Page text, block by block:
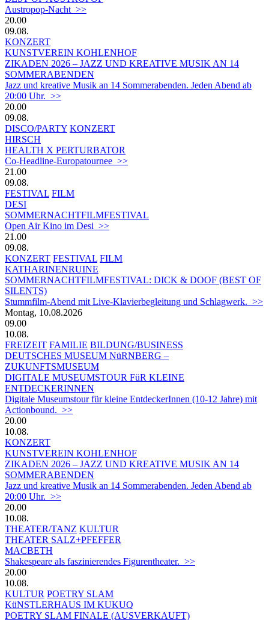
Austropop-Nacht >>
20.00
09.08.
KONZERT
KUNSTVEREIN KOHLENHOF
ZIKADEN 2026 – JAZZ UND KREATIVE MUSIK AN 14
SOMMERABENDEN
Jazz und kreative Musik an 14 Sommerabenden. Jeden Abend ab
20:00 Uhr. >>
20.00
09.08.
DISCO/PARTY KONZERT
HIRSCH
HEALTH X PERTURBATOR
Co-Headline-Europatournee >>
21.00
09.08.
FESTIVAL FILM
DESI
SOMMERNACHTFILMFESTIVAL
Open Air Kino im Desi >>
21.00
09.08.
KONZERT FESTIVAL FILM
KATHARINENRUINE
SOMMERNACHTFILMFESTIVAL: DICK & DOOF (BEST OF
SILENTS)
Stummfilm-Abend mit Live-Klavierbegleitung und Schlagwerk. >>
Montag, 10.08.2026
09.00
10.08.
FREIZEIT FAMILIE BILDUNG/BUSINESS
DEUTSCHES MUSEUM NüRNBERG –
ZUKUNFTSMUSEUM
DIGITALE MUSEUMSTOUR FüR KLEINE
ENTDECKERINNEN
Digitale Museumstour für kleine EntdeckerInnen (10-12 Jahre) mit
Actionbound. >>
20.00
10.08.
KONZERT
KUNSTVEREIN KOHLENHOF
ZIKADEN 2026 – JAZZ UND KREATIVE MUSIK AN 14
SOMMERABENDEN
Jazz und kreative Musik an 14 Sommerabenden. Jeden Abend ab
20:00 Uhr. >>
20.00
10.08.
THEATER/TANZ KULTUR
THEATER SALZ+PFEFFER
MACBETH
Shakespeare als faszinierendes Figurentheater. >>
20.00
10.08.
KULTUR POETRY SLAM
KüNSTLERHAUS IM KUKUQ
POETRY SLAM FINALE (AUSVERKAUFT)